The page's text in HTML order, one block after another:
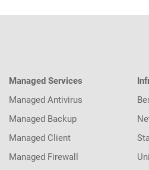
Managed Services
Managed Antivirus
Managed Backup
Managed Client
Managed Firewall